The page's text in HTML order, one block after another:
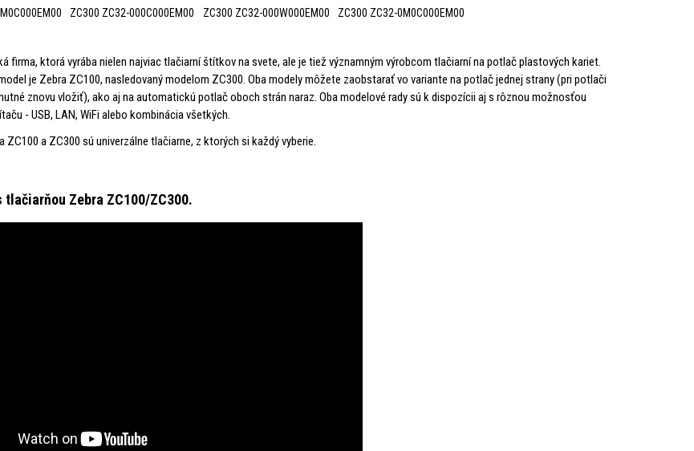
ZC300 ZC32-000C000EM00 ZC300 ZC32-000W000EM00 ZC300 ZC32-0M0C000EM00
firma, ktorá vyrába nielen najviac tlačiarní štítkov na svete, ale je tiež významným výrobcom tlačiarní na potlač plastových kariet.
je Zebra ZC100, nasledovaný modelom ZC300. Oba modely môžete zaobstarať vo variante na potlač jednej strany (pri potlači
znovu vložiť), ako aj na automatickú potlač oboch strán naraz. Oba modelové rady sú k dispozícii aj s rôznou možnosťou
- USB, LAN, WiFi alebo kombinácia všetkých.
ZC100 a ZC300 sú univerzálne tlačiarne, z ktorých si každý vyberie.
tlačiarňou Zebra ZC100/ZC300.